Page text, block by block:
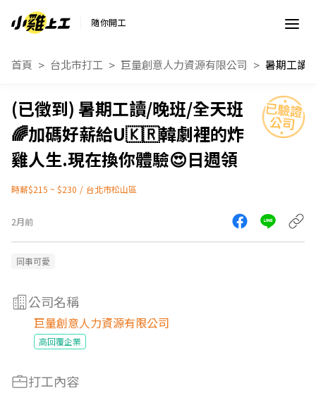
隨你開工
首頁 台北市打工 巨量創意人力資源有限公司
暑期工讀/晚班/全天班
🌈加碼好薪給U🇰🇷韓劇裡的炸
雞人生.現在換你體驗😍日週領
時薪$215 ~ $230 / 台北市松山區
2月前
同事可愛
公司名稱
巨量創意人力資源有限公司
高回覆企業
打工內容